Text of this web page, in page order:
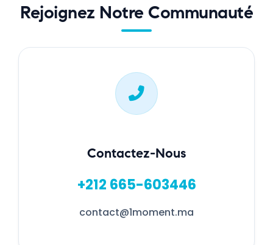
Rejoignez Notre Communauté
Contactez-Nous
+212 665-603446
contact@1moment.ma